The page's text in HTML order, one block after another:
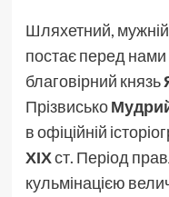
Шляхетний,
постає перед нами
благовірний князь
Прізвисько
в офіційній
ХІХст. Період
кульмінацією